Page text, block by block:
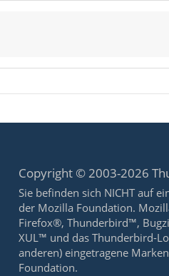
Copyright © 2003-2026
Sie befinden sich NICHT auf
der Mozilla Foundation.
Firefox®, Thunderbird™,
XUL™ und das Thunderbird-
anderen) eingetragene
Foundation.